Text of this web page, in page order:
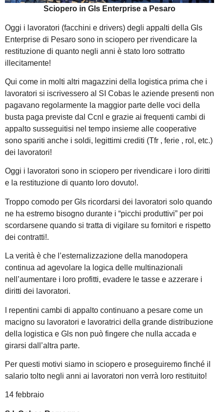
Sciopero in Gls Enterprise a Pesaro
Oggi i lavoratori (facchini e drivers) degli appalti della Gls
Enterprise di Pesaro sono in sciopero per rivendicare la
restituzione di quanto negli anni è stato loro sottratto
illecitamente!
Qui come in molti altri magazzini della logistica prima che i
lavoratori si iscrivessero al SI Cobas le aziende presenti non
pagavano regolarmente la maggior parte delle voci della
busta paga previste dal Ccnl e grazie ai frequenti cambi di
appalto susseguitisi nel tempo insieme alle cooperative
sono spariti anche i soldi, legittimi crediti (Tfr , ferie , rol, etc.)
dei lavoratori!
Oggi i lavoratori sono in sciopero per rivendicare i loro diritti
e la restituzione di quanto loro dovuto!.
Troppo comodo per Gls ricordarsi dei lavoratori solo quando
ne ha estremo bisogno durante i “picchi produttivi” per poi
scordarsene quando si tratta di vigilare su fornitori e rispetto
dei contratti!.
La verità è che l’esternalizzazione della manodopera
continua ad agevolare la logica delle multinazionali
nell’aumentare i loro profitti, evadere le tasse e azzerare i
diritti dei lavoratori.
I repentini cambi di appalto continuano a pesare come un
macigno su lavoratori e lavoratrici della grande distribuzione
della logistica e Gls non può fingere che nulla accada e
girarsi dall’altra parte.
Per questi motivi siamo in sciopero e proseguiremo finché il
salario tolto negli anni ai lavoratori non verrà loro restituito!
14 febbraio